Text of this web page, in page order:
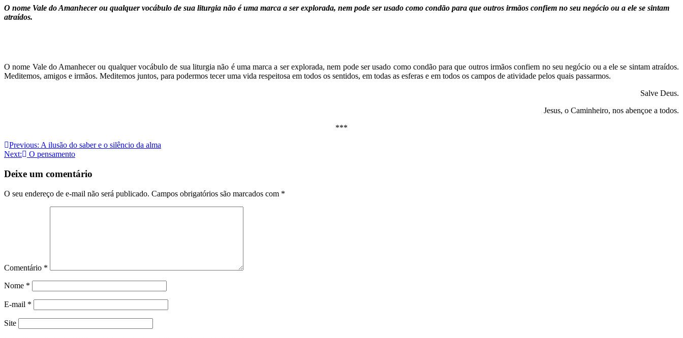
O nome Vale do Amanhecer ou qualquer vocábulo de sua liturgia não é uma marca a ser explorada, nem pode ser usado como condão para que outros irmãos confiem no seu negócio ou a ele se sintam
atraídos.
O nome Vale do Amanhecer ou qualquer vocábulo de sua liturgia não é uma marca a ser explorada, nem pode ser usado como condão para que outros irmãos confiem no seu negócio ou a ele se sintam atraídos.
Meditemos, amigos e irmãos. Meditemos juntos, para podermos tecer uma vida respeitosa em todos os sentidos, em todas as esferas e em todos os campos de atividade pelos quais passarmos.
Salve Deus.
Jesus, o Caminheiro, nos abençoe a todos.
***
Navegação
de
Post
Previous: A ilusão do saber e o silêncio da alma
Next:
O pensamento
Deixe um comentário
O seu endereço de e-mail não será publicado. Campos obrigatórios são marcados com *
Comentário *
Nome *
E-mail *
Site